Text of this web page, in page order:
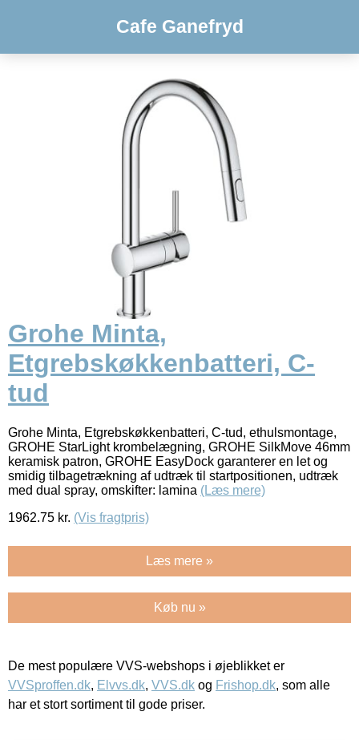
Cafe Ganefryd
Grohe Minta,
Etgrebskøkkenbatteri, C-
tud
Grohe Minta, Etgrebskøkkenbatteri, C-tud, ethulsmontage,
GROHE StarLight krombelægning, GROHE SilkMove 46mm
keramisk patron, GROHE EasyDock garanterer en let og
smidig tilbagetrækning af udtræk til startpositionen, udtræk
med dual spray, omskifter: lamina (Læs mere)
1962.75 kr. (Vis fragtpris)
Læs mere »
Køb nu »
De mest populære VVS-webshops i øjeblikket er
VVSproffen.dk, Elvvs.dk, VVS.dk og Frishop.dk, som alle
har et stort sortiment til gode priser.